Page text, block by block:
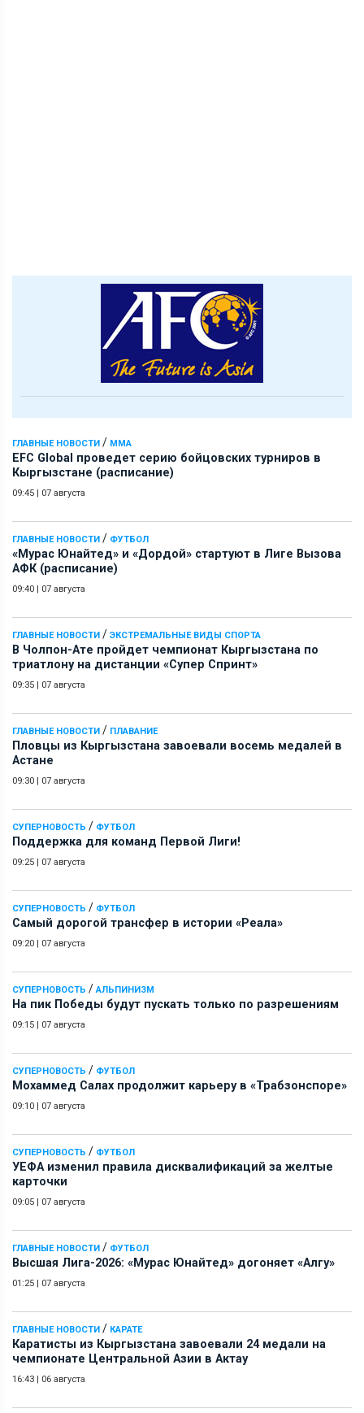
ГЛАВНЫЕ НОВОСТИ / ММА
EFC Global проведет серию бойцовских турниров в
Кыргызстане (расписание)
09:45 | 07 августа
ГЛАВНЫЕ НОВОСТИ / ФУТБОЛ
«Мурас Юнайтед» и «Дордой» стартуют в Лиге Вызова
АФК (расписание)
09:40 | 07 августа
ГЛАВНЫЕ НОВОСТИ / ЭКСТРЕМАЛЬНЫЕ ВИДЫ СПОРТА
В Чолпон-Ате пройдет чемпионат Кыргызстана по
триатлону на дистанции «Супер Спринт»
09:35 | 07 августа
ГЛАВНЫЕ НОВОСТИ / ПЛАВАНИЕ
Пловцы из Кыргызстана завоевали восемь медалей в
Астане
09:30 | 07 августа
СУПЕРНОВОСТЬ / ФУТБОЛ
Поддержка для команд Первой Лиги!
09:25 | 07 августа
СУПЕРНОВОСТЬ / ФУТБОЛ
Самый дорогой трансфер в истории «Реала»
09:20 | 07 августа
СУПЕРНОВОСТЬ / АЛЬПИНИЗМ
На пик Победы будут пускать только по разрешениям
09:15 | 07 августа
СУПЕРНОВОСТЬ / ФУТБОЛ
Мохаммед Салах продолжит карьеру в «Трабзонспоре»
09:10 | 07 августа
СУПЕРНОВОСТЬ / ФУТБОЛ
УЕФА изменил правила дисквалификаций за желтые
карточки
09:05 | 07 августа
ГЛАВНЫЕ НОВОСТИ / ФУТБОЛ
Высшая Лига-2026: «Мурас Юнайтед» догоняет «Алгу»
01:25 | 07 августа
ГЛАВНЫЕ НОВОСТИ / КАРАТЕ
Каратисты из Кыргызстана завоевали 24 медали на
чемпионате Центральной Азии в Актау
16:43 | 06 августа